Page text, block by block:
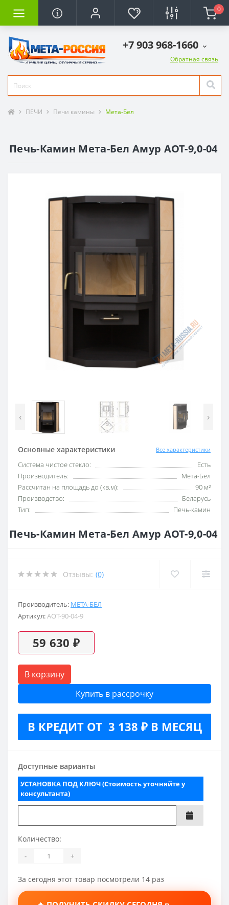
0
+7 903 968-1660
Обратная связь
ПЕЧИ Печи камины Мета-Бел
Печь-Камин Мета-Бел Амур АОТ-9,0-04
‹ ›
Основные характеристики Все характеристики
Система чистое стекло:
Есть
Производитель:
Мета-Бел
Рассчитан на площадь до (кв.м):
90 м²
Производство:
Беларусь
Тип:
Печь-камин
Печь-Камин Мета-Бел Амур АОТ-9,0-04
Отзывы: (0)
Производитель: МЕТА-БЕЛ
Артикул:AOT-90-04-9
59 630 ₽
В корзину
Купить в рассрочку
В КРЕДИТ ОТ 3 138 ₽ В МЕСЯЦ
Доступные варианты
УСТАНОВКА ПОД КЛЮЧ (Стоимость уточняйте у
консультанта)
Количество:
- +
За сегодня этот товар посмотрели 14 раз